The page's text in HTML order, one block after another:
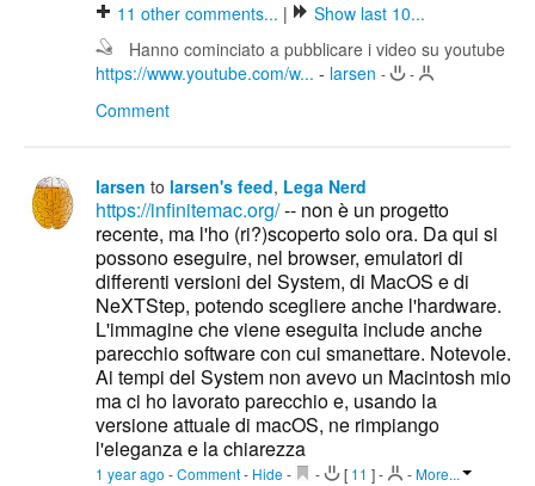
11 other comments... |
Show last 10...
Hanno cominciato a pubblicare i video su youtube
https://www.youtube.com/w... - larsen - -
Comment
larsen to larsen's feed, Lega Nerd
https://infinitemac.org/-- non è un progetto
recente, ma l'ho (ri?)scoperto solo ora. Da qui si
possono eseguire, nel browser, emulatori di
differenti versioni del System, di MacOS e di
NeXTStep, potendo scegliere anche l'hardware.
L'immagine che viene eseguita include anche
parecchio software con cui smanettare. Notevole.
Ai tempi del System non avevo un Macintosh mio
ma ci ho lavorato parecchio e, usando la
versione attuale di macOS, ne rimpiango
l'eleganza e la chiarezza
1 year ago -Comment- Hide - - [ 11 ]- -More...